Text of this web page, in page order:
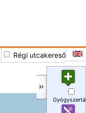
Régi utcakereső